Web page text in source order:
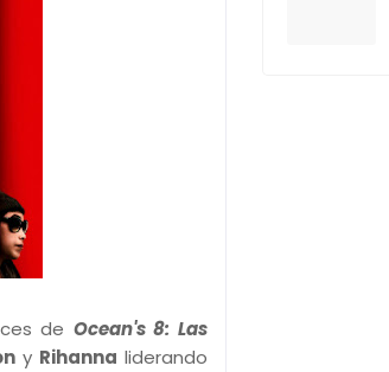
de Ocean's 8: Las
y Rihanna liderando